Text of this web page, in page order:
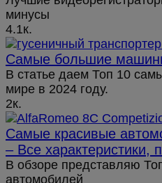
минусы
4.1к.
Самые большие
В статье даем Топ 10
мире в 2024 году.
2к.
Самые красивые
– Все характеристики,
В обзоре представляю
автомобилей